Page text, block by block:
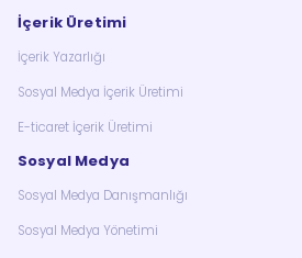
İçerik Üretimi
İçerik Yazarlığı
Sosyal Medya İçerik Üretimi
E-ticaret İçerik Üretimi
Sosyal Medya
Sosyal Medya Danışmanlığı
Sosyal Medya Yönetimi